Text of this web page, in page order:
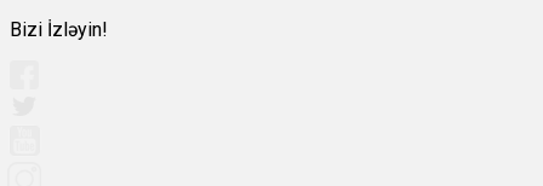
Bizi İzləyin!